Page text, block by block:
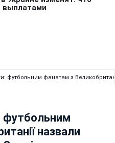
футбольним фанатам з
футбольним
назвали